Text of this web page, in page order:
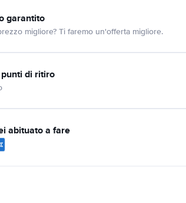
garantito
migliore? Ti faremo un'offerta migliore.
punti di ritiro
abituato a fare